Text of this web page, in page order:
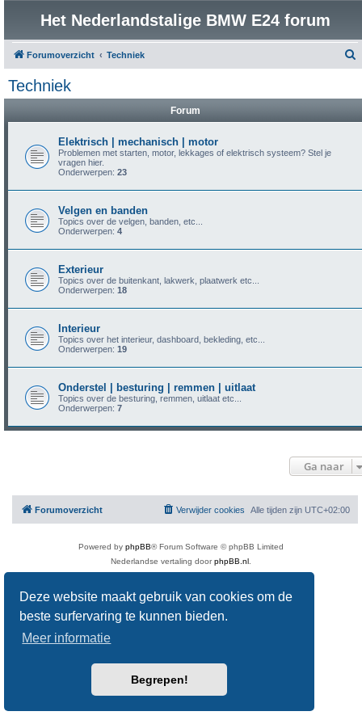
Deze website maakt gebruik van cookies om de
beste surfervaring te kunnen bieden.
Meer informatie
Begrepen!
Het Nederlandstalige BMW E24 forum
Forumoverzicht Techniek
Techniek
Forum
Elektrisch | mechanisch | motor
Problemen met starten, motor, lekkages of elektrisch systeem? Stel je
vragen hier.
Onderwerpen: 23
Velgen en banden
Topics over de velgen, banden, etc...
Onderwerpen: 4
Exterieur
Topics over de buitenkant, lakwerk, plaatwerk etc...
Onderwerpen: 18
Interieur
Topics over het interieur, dashboard, bekleding, etc...
Onderwerpen: 19
Onderstel | besturing | remmen | uitlaat
Topics over de besturing, remmen, uitlaat etc...
Onderwerpen: 7
Ga naar
Forumoverzicht Alle tijden zijn UTC+02:00
Verwijder cookies
Powered by phpBB® Forum Software © phpBB Limited
Nederlandse vertaling doorphpBB.nl